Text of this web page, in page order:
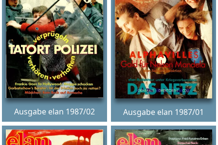
Ausgabe elan 1987/02 Ausgabe elan 1987/01